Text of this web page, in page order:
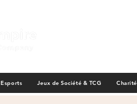
Esports Jeux de Société & TCG Charité